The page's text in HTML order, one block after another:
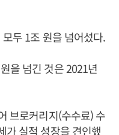
두 1조 원을 넘어섰다.
을 넘긴 것은 2021년
브로커리지(수수료) 수
가 실적 성장을 견인했